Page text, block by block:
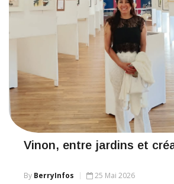
Vinon, entre jardins et
By BerryInfos 25 Mai 2026